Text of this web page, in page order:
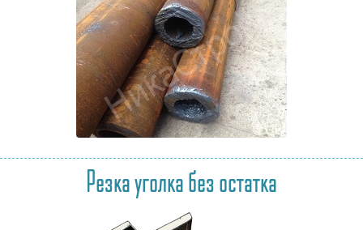
Резка уголка без остатка